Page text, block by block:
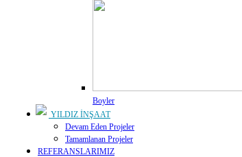
Boyler
YILDIZ İNŞAAT
Devam Eden Projeler
Tamamlanan Projeler
REFERANSLARIMIZ